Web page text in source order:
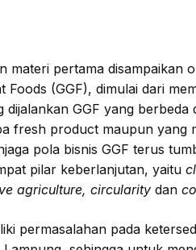
materi pertama disampaikan
Foods (GGF), dimulai dari
dijalankan GGF yang berbeda
fresh product maupun yang
pola bisnis GGF terus
pilar keberlanjutan, yaitu
agriculture, circularity dan
permasalahan pada